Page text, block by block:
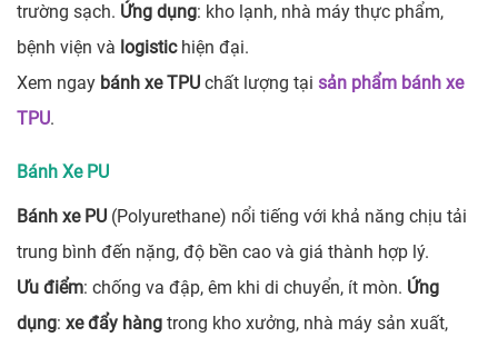
trường sạch. Ứng dụng: kho lạnh, nhà máy thực phẩm,
bệnh viện và logistichiện đại.
Xem ngay bánh xe TPU chất lượng tại sản phẩm bánh xe
TPU.
Bánh Xe PU
Bánh xe PU (Polyurethane) nổi tiếng với khả năng chịu tải
trung bình đến nặng, độ bền cao và giá thành hợp lý.
Ưu điểm: chống va đập, êm khi di chuyển, ít mòn. Ứng
dụng: xe đẩy hàng trong kho xưởng, nhà máy sản xuất,